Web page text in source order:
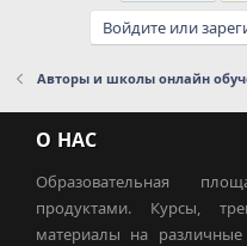
Войдите или
Авторы и школы онлайн
О НАС
Образовательная
продуктами. Курсы,
материалы на различные